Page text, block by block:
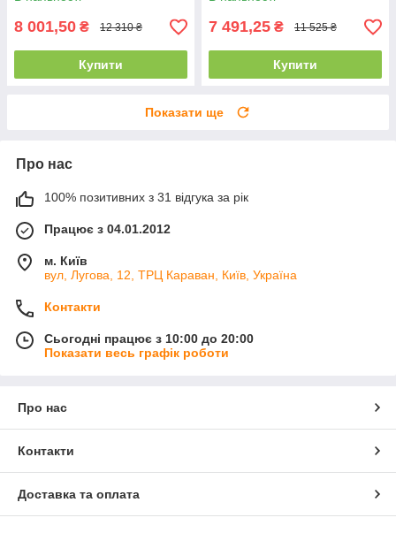
8 001,50 ₴ 12 310 ₴
Купити
7 491,25 ₴ 11 525 ₴
Купити
Показати ще
Про нас
100% позитивних з 31 відгука за рік
Працює з 04.01.2012
м. Київ
вул, Лугова, 12, ТРЦ Караван, Київ, Україна
Контакти
Сьогодні працює з 10:00 до 20:00
Показати весь графік роботи
Про нас
Контакти
Доставка та оплата